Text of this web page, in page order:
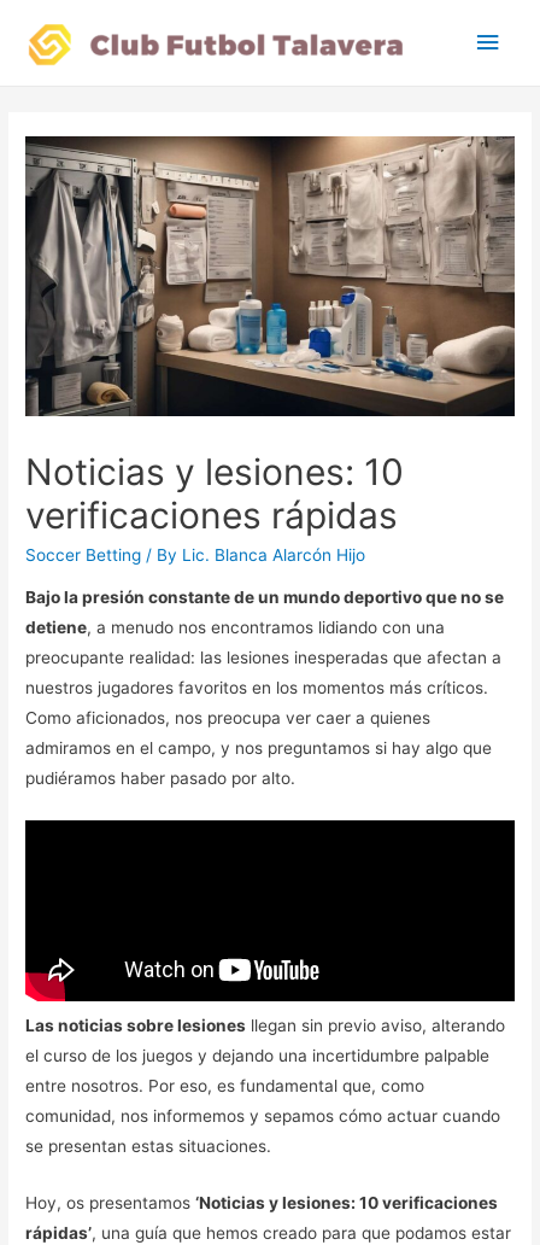
Main
Noticias y lesiones: 10
verificaciones rápidas
Soccer Betting / By Lic. Blanca Alarcón Hijo
Bajo la presión constante de un mundo deportivo que no se
detiene, a menudo nos encontramos lidiando con una
preocupante realidad: las lesiones inesperadas que afectan a
nuestros jugadores favoritos en los momentos más críticos.
Como aficionados, nos preocupa ver caer a quienes
admiramos en el campo, y nos preguntamos si hay algo que
pudiéramos haber pasado por alto.
Las noticias sobre lesiones llegan sin previo aviso, alterando
el curso de los juegos y dejando una incertidumbre palpable
entre nosotros. Por eso, es fundamental que, como
comunidad, nos informemos y sepamos cómo actuar cuando
se presentan estas situaciones.
Hoy, os presentamos‘Noticias y lesiones: 10 verificaciones
rápidas’, una guía que hemos creado para que podamos estar